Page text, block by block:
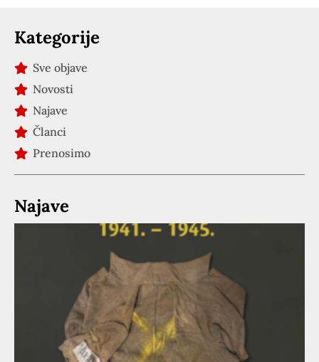
Kategorije
Sve objave
Novosti
Najave
Članci
Prenosimo
Najave